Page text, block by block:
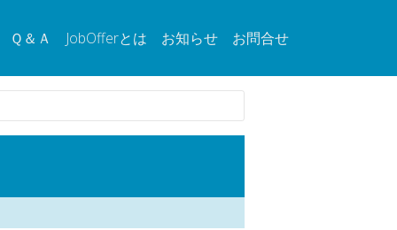
Ｑ＆Ａ JobOfferとは お知らせ お問合せ